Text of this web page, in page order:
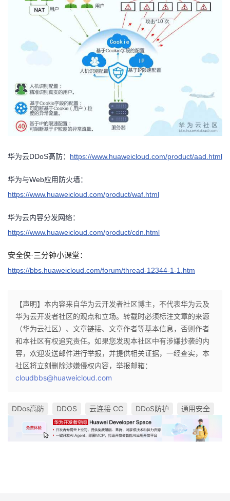
华为云DDoS高防： https://www.huaweicloud.com/product/aad.html
华为与Web应用防火墙：
https://www.huaweicloud.com/product/waf.html
华为云内容分发网络：
https://www.huaweicloud.com/product/cdn.html
安全侠·三分钟小课堂：
https://bbs.huaweicloud.com/forum/thread-12344-1-1.htm
【声明】本内容来自华为云开发者社区博主，不代表华为云及
华为云开发者社区的观点和立场。转载时必须标注文章的来源
（华为云社区）、文章链接、文章作者等基本信息，否则作者
和本社区有权追究责任。如果您发现本社区中有涉嫌抄袭的内
容，欢迎发送邮件进行举报，并提供相关证据，一经查实，本
社区将立刻删除涉嫌侵权内容，举报邮箱：
cloudbbs@huaweicloud.com
DDos高防 DDOS 云连接 CC DDoS防护 通用安全